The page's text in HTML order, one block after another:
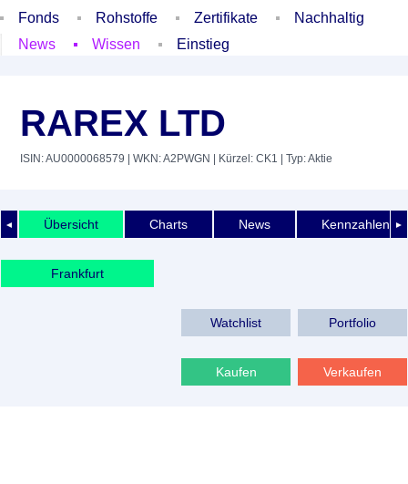
Fonds
Rohstoffe Zertifikate
Nachhaltig
News
Wissen Einstieg
RAREX LTD
ISIN: AU0000068579 | WKN: A2PWGN | Kürzel: CK1 | Typ: Aktie
◄ ►
Übersicht Charts News Kennzahlen
Frankfurt
Watchlist Portfolio
Kaufen Verkaufen